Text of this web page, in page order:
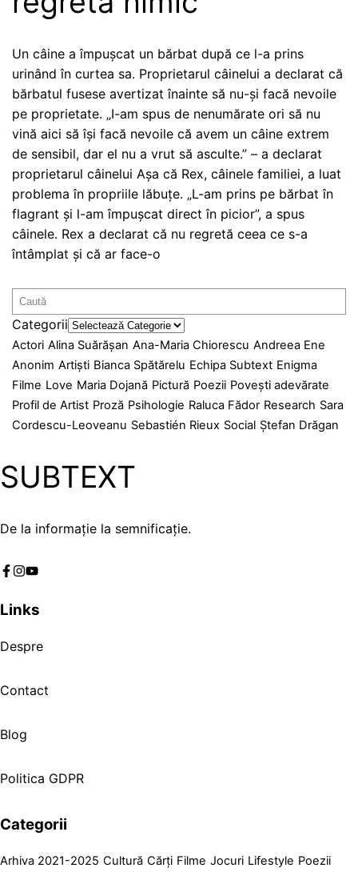
Un câine a împușcat un bărbat după ce l-a prins
urinând în curtea sa. Proprietarul câinelui a declarat că
bărbatul fusese avertizat înainte să nu-și facă nevoile
pe proprietate. „I-am spus de nenumărate ori să nu
vină aici să își facă nevoile că avem un câine extrem
de sensibil, dar el nu a vrut să asculte.” – a declarat
proprietarul câinelui Așa că Rex, câinele familiei, a luat
problema în propriile lăbuțe. „L-am prins pe bărbat în
flagrant și l-am împușcat direct în picior”, a spus
câinele. Rex a declarat că nu regretă ceea ce s-a
întâmplat și că ar face-o
Categorii
Actori Alina Suărășan Ana-Maria Chiorescu Andreea Ene
Anonim Artiști Bianca Spătărelu Echipa Subtext Enigma
Filme Love Maria Dojană Pictură Poezii Povești adevărate
Profil de Artist Proză Psihologie Raluca Fădor Research Sara
Cordescu-Leoveanu Sebastién Rieux Social Ștefan Drăgan
SUBTEXT
De la informație la semnificație.
Links
Despre
Contact
Blog
Politica GDPR
Categorii
Arhiva 2021-2025 Cultură Cărți Filme Jocuri Lifestyle Poezii